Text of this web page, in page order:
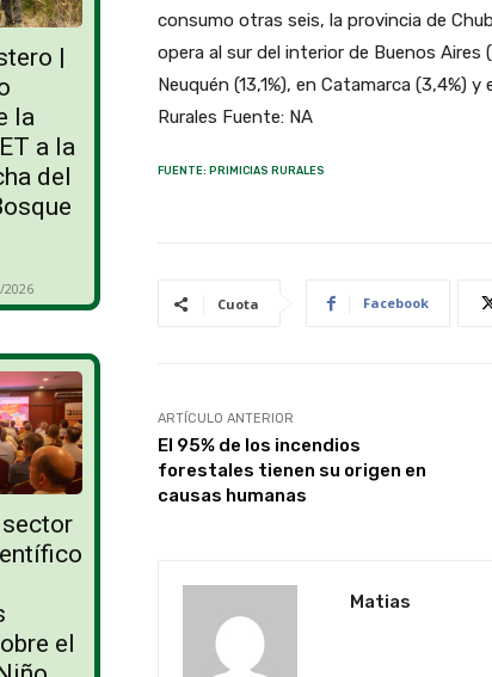
|
la
a la
del
2026
el
consumo otras seis, la provincia de
opera al sur del interior de Buenos Aires
Neuquén (13,1%), en Catamarca (3,4%)
Rurales Fuente: NA
FUENTE: PRIMICIAS RURALES
Cuota Facebook
ARTÍCULO ANTERIOR
El 95% de los incendios
forestales tienen su origen en
causas humanas
Matias